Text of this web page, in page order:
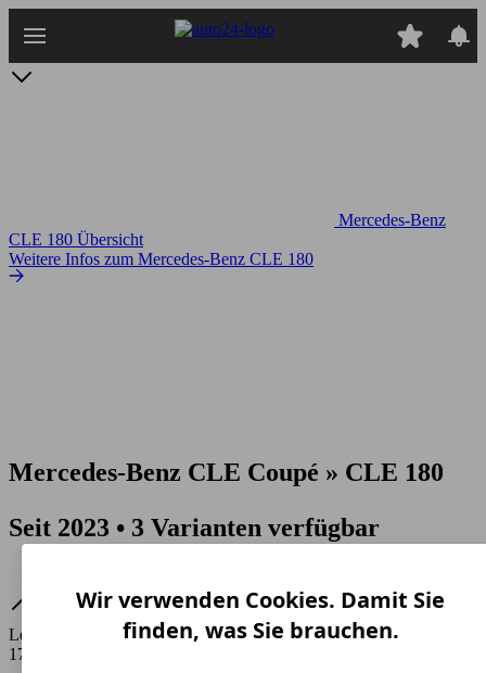
Hauptinhalt
Mercedes-Benz
CLE 180 Übersicht
Weitere Infos zum Mercedes-Benz CLE 180
Mercedes-Benz CLE Coupé » CLE 180
Seit 2023 • 3 Varianten verfügbar
Leistung
170 PS
Wir verwenden Cookies. Damit Sie
finden, was Sie brauchen.